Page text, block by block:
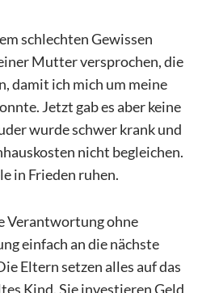
schlechten Gewissen
Mutter versprochen, die
damit ich mich um meine
Jetzt gab es aber keine
wurde schwer krank und
nicht begleichen.
in Frieden ruhen.
Verantwortung ohne
einfach an die nächste
Eltern setzen alles auf das
Kind. Sie investieren Geld